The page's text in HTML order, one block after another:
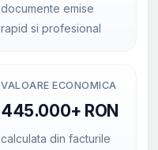
documente emise
rapid si profesional
VALOARE ECONOMICA
445.000+ RON
calculata din facturile